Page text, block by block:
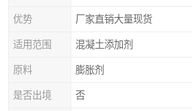
优势 厂家直销大量现货
适用范围 混凝土添加剂
原料 膨胀剂
是否出境 否